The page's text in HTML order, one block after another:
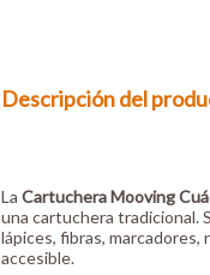
Descripción del
La Cartuchera Mooving
una cartuchera tradicional.
lápices, fibras,
accesible.